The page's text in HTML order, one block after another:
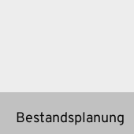
Bestandsplanung